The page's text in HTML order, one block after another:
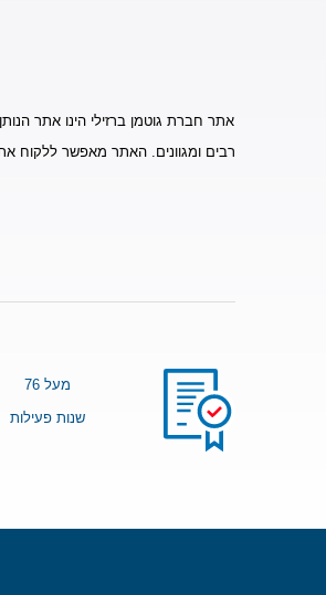
אתר חברת גוטמן ברזילי הינו אתר
רבים ומגוונים. האתר מאפשר ללקוח
מעל 76
שנות פעילות